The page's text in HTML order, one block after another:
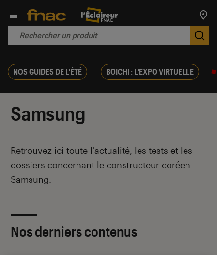
NOS GUIDES DE L'ÉTÉ BOICHI : L'EXPO VIRTUELLE
Samsung
Introduction
Retrouvez ici toute l’actualité, les tests et les
dossiers concernant le constructeur coréen
Samsung.
Nos derniers contenus